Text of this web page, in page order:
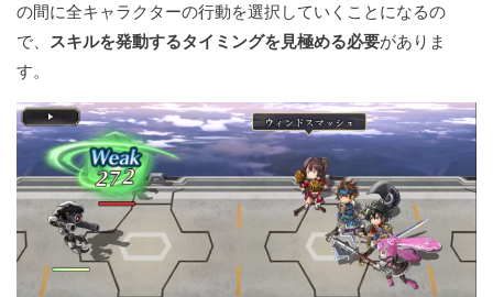
の間に全キャラクターの行動を選択していくことになるの
で、 スキルを発動するタイミングを見極める必要がありま
す。